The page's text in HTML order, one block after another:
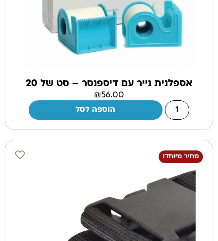
אספלנית נייר עם דיספנסר – סט של 20
₪56.00
הוספה לסל
מחיר מיוחד!